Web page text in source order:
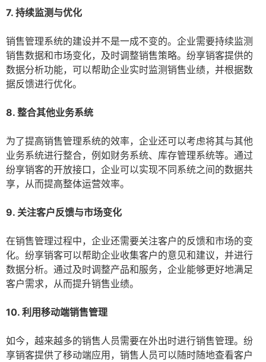
7. 持续监测与优化
销售管理系统的建设并不是一成不变的。企业需要持续监测
销售数据和市场变化，及时调整销售策略。纷享销客提供的
数据分析功能，可以帮助企业实时监测销售业绩，并根据数
据反馈进行优化。
8. 整合其他业务系统
为了提高销售管理系统的效率，企业还可以考虑将其与其他
业务系统进行整合，例如财务系统、库存管理系统等。通过
纷享销客的开放接口，企业可以实现不同系统之间的数据共
享，从而提高整体运营效率。
9. 关注客户反馈与市场变化
在销售管理过程中，企业还需要关注客户的反馈和市场的变
化。纷享销客可以帮助企业收集客户的意见和建议，并进行
数据分析。通过及时调整产品和服务，企业能够更好地满足
客户需求，从而提升销售业绩。
10. 利用移动端销售管理
如今，越来越多的销售人员需要在外出时进行销售管理。纷
享销客提供了移动端应用，销售人员可以随时随地查看客户